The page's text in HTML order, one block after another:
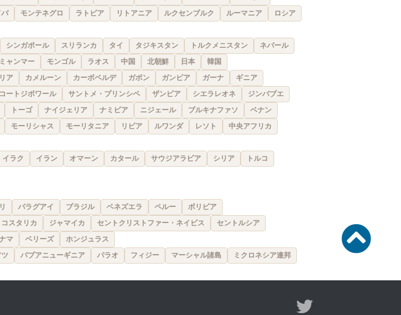
バ モンテネグロ ラトビア リトアニア ルクセンブルク ルーマニア
ロシア
シンガポール スリランカ タイ タジキスタン トルクメニスタン
ネパール
ミャンマー モンゴル ラオス 中国 北朝鮮 日本 韓国
ア カメルーン カーボベルデ ガボン ガンビア ガーナ
ギニア
コートジボワール サントメ・プリンシペ ザンビア シエラレオネ
ジンバブエ
トーゴ ナイジェリア ナミビア ニジェール ブルキナファソ
ベナン
モーリシャス モーリタニア リビア ルワンダ レソト
中央アフリカ
イラク イラン オマーン カタール サウジアラビア シリア
トルコ
パラグアイ ブラジル ベネズエラ ペルー ボリビア
コスタリカ ジャマイカ セントクリストファー・ネイビス
セントルシア
マ ベリーズ ホンジュラス
パプアニューギニア パラオ フィジー マーシャル諸島 ミクロネシア連邦